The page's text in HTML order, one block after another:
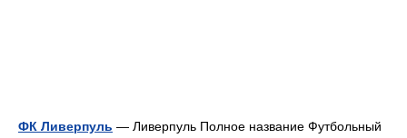
ФК Ливерпуль — Ливерпуль Полное название Футбольный